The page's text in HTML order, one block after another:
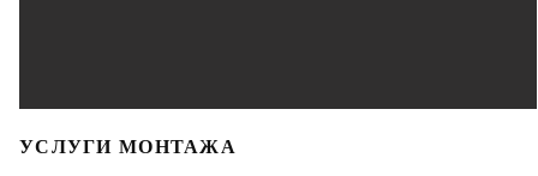
УСЛУГИ МОНТАЖА